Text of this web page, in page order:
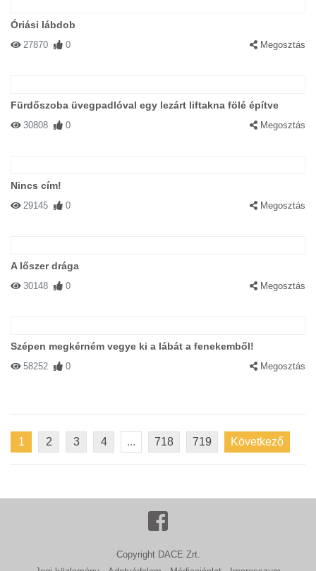
Óriási lábdob
27870 0 Megosztás
Fürdőszoba üvegpadlóval egy lezárt liftakna fölé építve
30808 0 Megosztás
Nincs cím!
29145 0 Megosztás
A lőszer drága
30148 0 Megosztás
Szépen megkérném vegye ki a lábát a fenekemből!
58252 0 Megosztás
1 2 3 4 ... 718 719 Következő
Copyright DACE Zrt.